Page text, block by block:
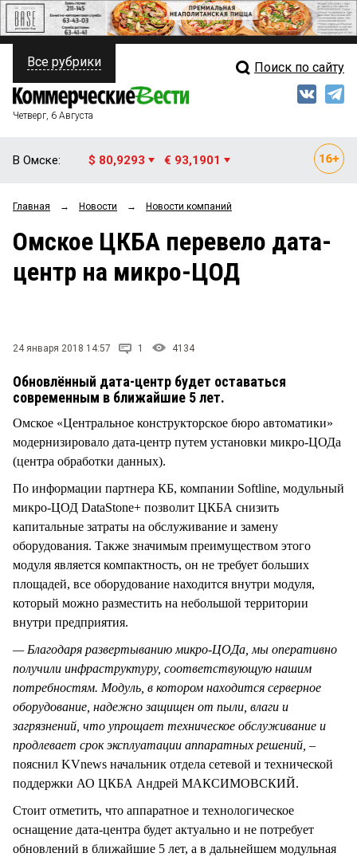
ПОЛИТИКА
ФИНАНСЫ
ОБЩЕСТВО
ЗАКОН
НОВОСТИ КОМПАНИЙ
СТИЛЬ ЖИЗНИ
Свежий выпуск
Мнения
Рейтинги
Блоги
Все рубрики Поиск по сайту
Четверг, 6 Августа
В Омске: $ 80,9293 € 93,1901
Главная → Новости → Новости компаний
Омское ЦКБА перевело дата-
центр на микро-ЦОД
24 января 2018 14:57 1 4134
Обновлённый дата-центр будет оставаться
современным в ближайшие 5 лет.
Омское «Центральное конструкторское бюро автоматики»
модернизировало дата-центр путем установки микро-ЦОДа
(центра обработки данных).
По информации партнера КБ, компании Softline, модульный
микро-ЦОД DataStone+ позволит ЦКБА снизить
капитальные затраты на обслуживание и замену
оборудования. Также значимым преимуществом этого
модуля является компактность, он не требует больших
площадей, все оборудование находится внутри модуля,
который можно разместить на небольшой территории
внутри предприятия.
— Благодаря развертыванию микро-ЦОДа, мы оперативно
получили инфраструктуру, соответствующую нашим
потребностям. Модуль, в котором находится серверное
оборудование, надежно защищен от пыли, влаги и
загрязнений, что упрощает техническое обслуживание и
продлевает срок эксплуатации аппаратных решений, –
пояснил KVnews начальник отдела сетевой и технической
поддержки АО ЦКБА Андрей МАКСИМОВСКИЙ.
Стоит отметить, что аппаратное и технологическое
оснащение дата-центра будет актуально и не потребует
обновлений в ближайшие 5 лет, а в дальнейшем модульная